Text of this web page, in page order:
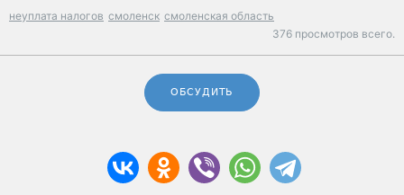
неуплата налогов смоленск смоленская область
376 просмотров всего.
ОБСУДИТЬ